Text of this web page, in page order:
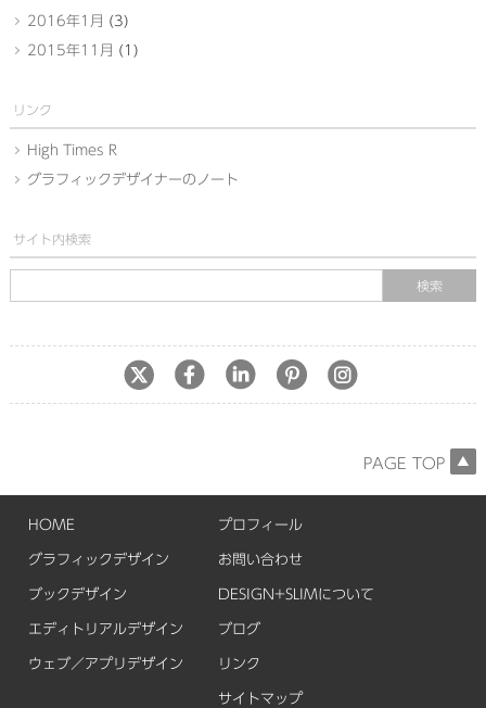
2016年1月 (3)
2015年11月 (1)
リンク
High Times R
グラフィックデザイナーのノート
サイト内検索
PAGE TOP
HOME
グラフィックデザイン
ブックデザイン
エディトリアルデザイン
ウェブ／アプリデザイン
プロフィール
お問い合わせ
DESIGN+SLIMについて
ブログ
リンク
サイトマップ